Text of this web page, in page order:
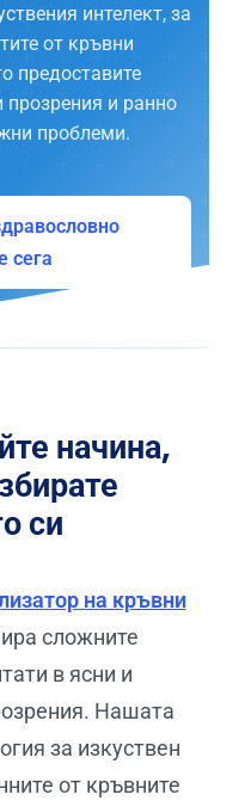
интелект, за
от кръвни
предоставите
прозрения и ранно
проблеми.
сега
начина,
си
на кръвни
сложните
в ясни и
Нашата
за изкуствен
от кръвните